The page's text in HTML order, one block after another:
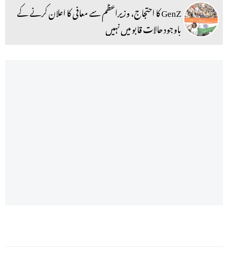
GenZ کا احتجاج، وزیراعظم سے معافی کا اعلان کرنے کے
باوجود حالات قابو میں نہیں